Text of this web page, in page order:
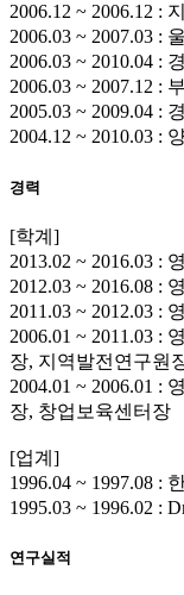
2006.12 ~ 2006.12 :
2006.03 ~ 2007.03 :
2006.03 ~ 2010.04 :
2006.03 ~ 2007.12 :
2005.03 ~ 2009.04 :
2004.12 ~ 2010.03 :
경력
[학계]
2013.02 ~ 2016.03 :
2012.03 ~ 2016.08 :
2011.03 ~ 2012.03 :
2006.01 ~ 2011.03 :
장, 지역발전연구원
2004.01 ~ 2006.01 :
장, 창업보육센터장
[업계]
1996.04 ~ 1997.08 :
1995.03 ~ 1996.02 :
연구실적